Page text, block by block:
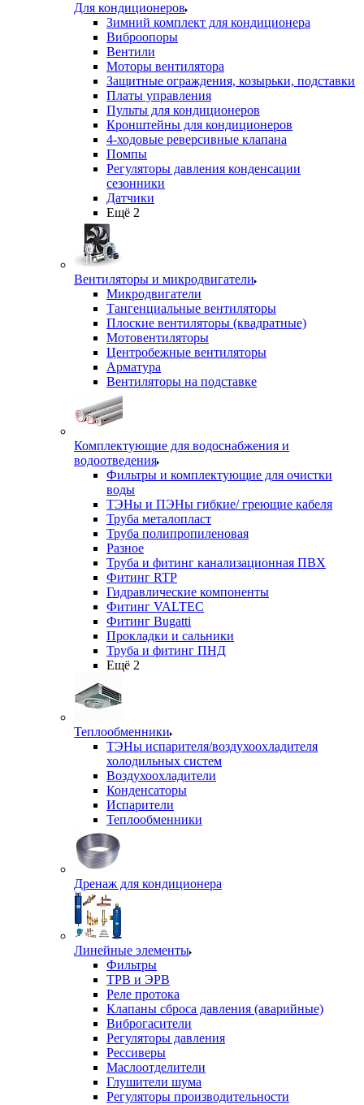
Для кондиционеров
Зимний комплект для кондиционера
Виброопоры
Вентили
Моторы вентилятора
Защитные ограждения, козырьки, подставки
Платы управления
Пульты для кондиционеров
Кронштейны для кондиционеров
4-ходовые реверсивные клапана
Помпы
Регуляторы давления конденсации
сезонники
Датчики
Ещё 2
Вентиляторы и микродвигатели
Микродвигатели
Тангенциальные вентиляторы
Плоские вентиляторы (квадратные)
Мотовентиляторы
Центробежные вентиляторы
Арматура
Вентиляторы на подставке
Комплектующие для водоснабжения и
водоотведения
Фильтры и комплектующие для очистки
воды
ТЭНы и ПЭНы гибкие/ греющие кабеля
Труба металопласт
Труба полипропиленовая
Разное
Труба и фитинг канализационная ПВХ
Фитинг RTP
Гидравлические компоненты
Фитинг VALTEC
Фитинг Bugatti
Прокладки и сальники
Труба и фитинг ПНД
Ещё 2
Теплообменники
ТЭНы испарителя/воздухоохладителя
холодильных систем
Воздухоохладители
Конденсаторы
Испарители
Теплообменники
Дренаж для кондиционера
Линейные элементы
Фильтры
ТРВ и ЭРВ
Реле протока
Клапаны сброса давления (аварийные)
Виброгасители
Регуляторы давления
Рессиверы
Маслоотделители
Глушители шума
Регуляторы производительности